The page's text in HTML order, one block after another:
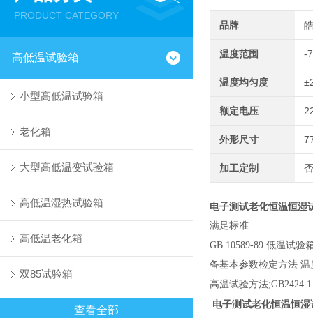
PRODUCT CATEGORY
高低温试验箱
小型高低温试验箱
老化箱
大型高低温变试验箱
高低温湿热试验箱
高低温老化箱
双85试验箱
查看全部
品牌
温度范围 -
温度均匀度
额定电压
外形尺寸
加工定制
电子测试老化恒温恒湿
满足标准
GB 10589-89 低温试验
备基本参数检定方法 温
高温试验方法
电子测试老化恒温恒